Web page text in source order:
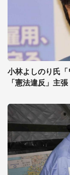
小林よしのり氏
「憲法違反」主張